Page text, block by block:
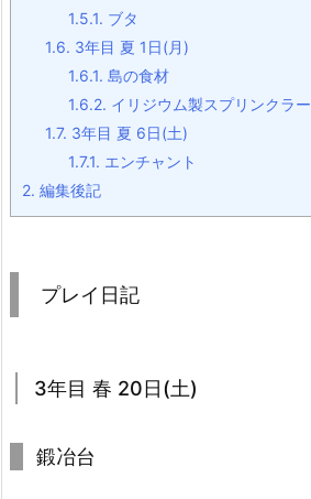
1.5.1. ブタ
1.6. 3年目 夏 1日(月)
1.6.1. 島の食材
1.6.2. イリジウム製スプリンクラー
1.7. 3年目 夏 6日(土)
1.7.1. エンチャント
2. 編集後記
プレイ日記
3年目 春 20日(土)
鍛冶台